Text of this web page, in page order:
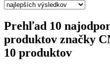
Prehľad 10
produktov značky
10 produktov